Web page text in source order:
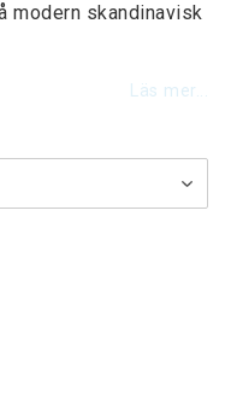
modern skandinavisk
Läs mer...